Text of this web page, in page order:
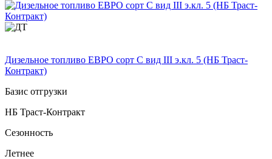
Дизельное топливо ЕВРО сорт C вид III э.кл. 5 (НБ Траст-
Контракт)
Базис отгрузки
НБ Траст-Контракт
Сезонность
Летнее